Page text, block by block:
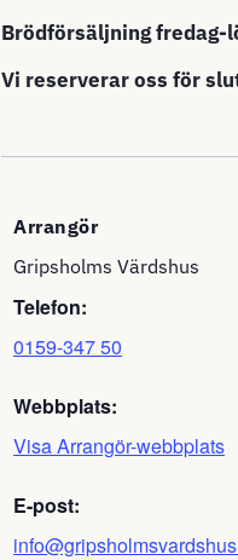
Brödförsäljning fredag-
Vi reserverar oss för
Arrangör
Gripsholms Värdshus
Telefon:
0159-347 50
Webbplats:
Visa Arrangör-webbplats
E-post: